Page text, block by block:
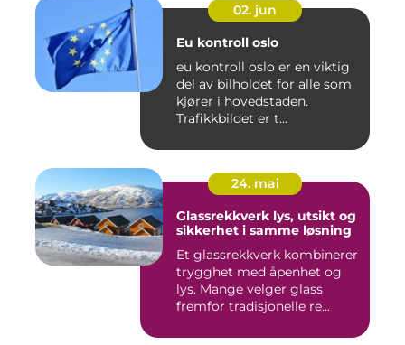
02. jun
Eu kontroll oslo
eu kontroll oslo er en viktig
del av bilholdet for alle som
kjører i hovedstaden.
Trafikkbildet er t...
24. mai
Glassrekkverk lys, utsikt og
sikkerhet i samme løsning
Et glassrekkverk kombinerer
trygghet med åpenhet og
lys. Mange velger glass
fremfor tradisjonelle re...